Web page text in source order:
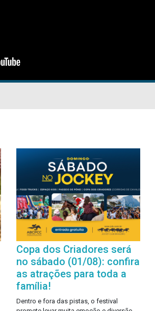
Copa dos Criadores será
no sábado (01/08): confira
as atrações para toda a
família!
Dentro e fora das pistas, o festival